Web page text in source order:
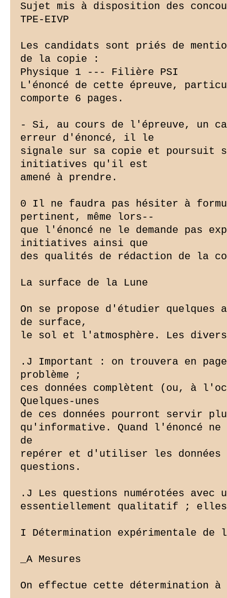
Sujet mis à disposition des
TPE-EIVP
Les candidats sont priés de
de la copie :
Physique 1 --- Filière PSI
L'énoncé de cette épreuve,
comporte 6 pages.
- Si, au cours de l'épreuve, un
erreur d'énoncé, il le
signale sur sa copie et poursuit
initiatives qu'il est
amené à prendre.
0 Il ne faudra pas hésiter à
pertinent, même lors--
que l'énoncé ne le demande pas
initiatives ainsi que
des qualités de rédaction de la
La surface de la Lune
On se propose d'étudier
de surface,
le sol et l'atmosphère. Les
.J Important : on trouvera en
problème ;
ces données complètent (ou, à
Quelques-unes
de ces données pourront servir
qu'informative. Quand l'énoncé
de
repérer et d'utiliser les
questions.
.J Les questions numérotées
essentiellement qualitatif ; elles
I Détermination expérimentale de
_A Mesures
On effectue cette détermination